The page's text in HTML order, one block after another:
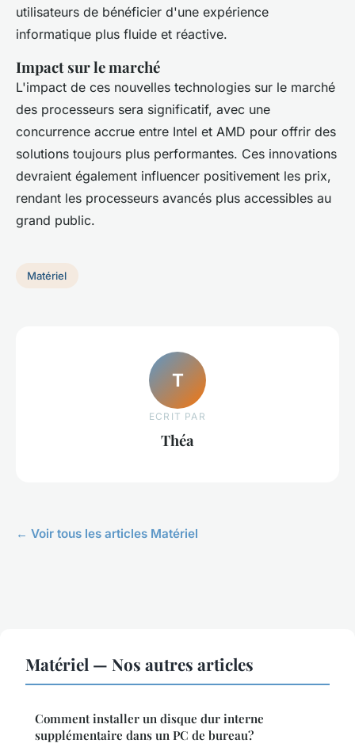
utilisateurs de bénéficier d'une expérience
informatique plus fluide et réactive.
Impact sur le marché
L'impact de ces nouvelles technologies sur le marché
des processeurs sera significatif, avec une
concurrence accrue entre Intel et AMD pour offrir des
solutions toujours plus performantes. Ces innovations
devraient également influencer positivement les prix,
rendant les processeurs avancés plus accessibles au
grand public.
Matériel
T
ECRIT PAR
Théa
← Voir tous les articles Matériel
Matériel — Nos autres articles
Comment installer un disque dur interne
supplémentaire dans un PC de bureau?